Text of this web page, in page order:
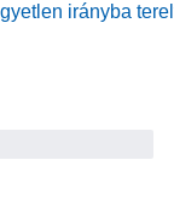
irányba